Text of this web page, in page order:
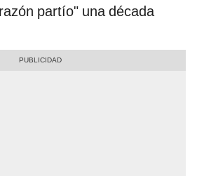
partío" una década